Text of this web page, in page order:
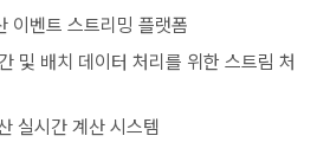
이벤트 스트리밍 플랫폼
및 배치 데이터 처리를 위한 스트림 처
실시간 계산 시스템